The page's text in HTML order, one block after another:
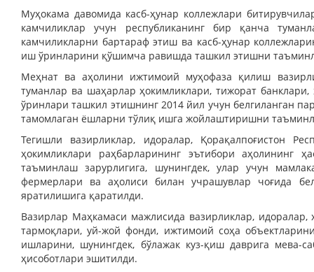
Муҳокама давомида касб-ҳунар коллежлари
камчиликлар учун республиканинг бир қанча
камчиликларни бартараф этиш ва касб-ҳунар
иш ўринларини қўшимча равишда ташкил этишни
Меҳнат ва аҳолини ижтимоий муҳофаза қилиш
туманлар ва шаҳарлар ҳокимликлари, тижорат
ўринлари ташкил этишнинг 2014 йил учун белгиланган
тамомлаган ёшларни тўлиқ ишга жойлаштиришни
Тегишли вазирликлар, идоралар, Қорақалпоғистон
ҳокимликлари раҳбарларининг эътибори аҳолининг
таъминлаш зарурлигига, шунингдек, улар учун
фермерлари ва аҳолиси билан учрашувлар чоғида
яратилишига қаратилди.
Вазирлар Маҳкамаси мажлисида вазирликлар,
тармоқлари, уй-жой фонди, ижтимоий соҳа
ишларини, шунингдек, бўлажак куз-қиш даврига мева-
ҳисоботлари эшитилди.